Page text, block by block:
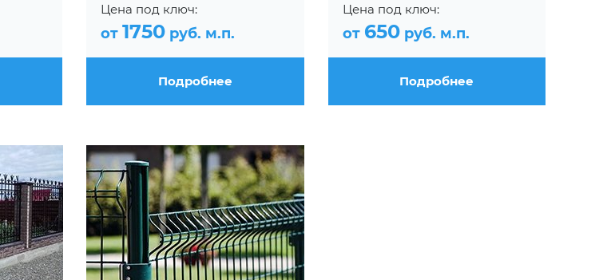
Цена под ключ:
от 1750 руб. м.п.
Подробнее
Цена под ключ:
от 650руб. м.п.
Подробнее